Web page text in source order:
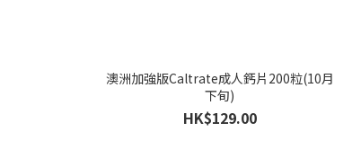
澳洲加強版Caltrate成人鈣片200粒(10月
下旬)
HK$129.00